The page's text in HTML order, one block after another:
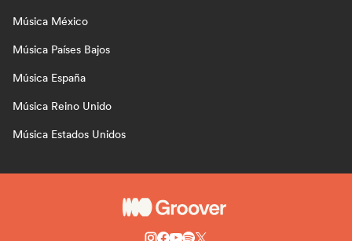
Música México
Música Países Bajos
Música España
Música Reino Unido
Música Estados Unidos